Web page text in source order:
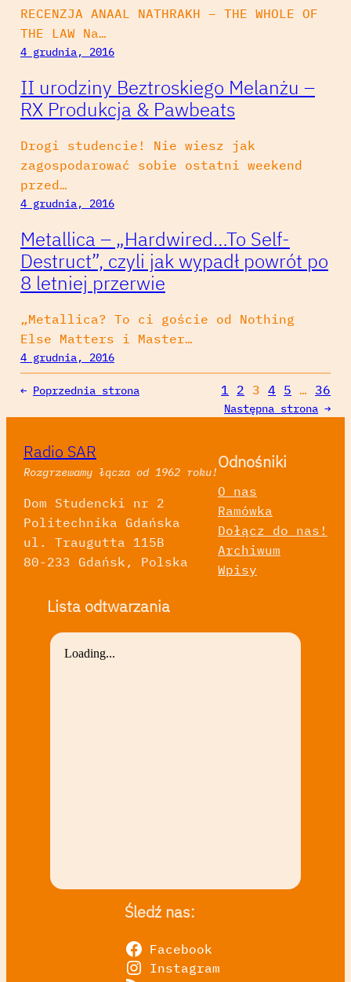
RECENZJA ANAAL NATHRAKH – THE WHOLE OF
THE LAW Na…
4 grudnia, 2016
II urodziny Beztroskiego Melanżu –
RX Produkcja & Pawbeats
Drogi studencie! Nie wiesz jak
zagospodarować sobie ostatni weekend
przed…
4 grudnia, 2016
Metallica – „Hardwired…To Self-
Destruct”, czyli jak wypadł powrót po
8 letniej przerwie
„Metallica? To ci goście od Nothing
Else Matters i Master…
4 grudnia, 2016
← Poprzednia strona 1 2 3 4 5 … 36
Następna strona →
Radio SAR
Rozgrzewamy łącza od 1962 roku!
Dom Studencki nr 2
Politechnika Gdańska
ul. Traugutta 115B
80-233 Gdańsk, Polska
Odnośniki
O nas
Ramówka
Dołącz do nas!
Archiwum
Wpisy
Lista odtwarzania
Śledź nas:
Facebook
Instagram